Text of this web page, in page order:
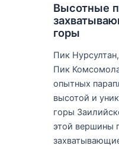
Высотные
горы
Пик
Пик
опытных
высотой и
горы
этой вершины